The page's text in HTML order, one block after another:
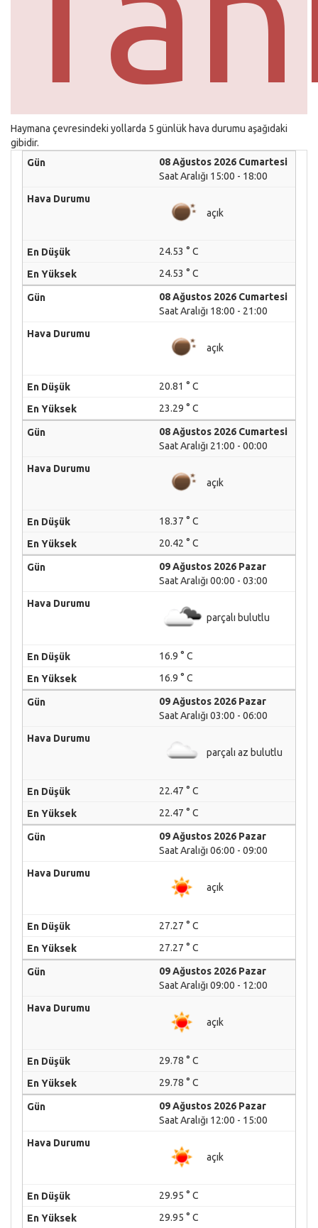
Haymana çevresindeki yollarda 5 günlük hava durumu aşağıdaki
gibidir.
08 Ağustos 2026 Cumartesi
Saat Aralığı 15:00 - 18:00
açık
24.53 ° C
24.53 ° C
08 Ağustos 2026 Cumartesi
Saat Aralığı 18:00 - 21:00
açık
20.81 ° C
23.29 ° C
08 Ağustos 2026 Cumartesi
Saat Aralığı 21:00 - 00:00
açık
18.37 ° C
20.42 ° C
09 Ağustos 2026 Pazar
Saat Aralığı 00:00 - 03:00
parçalı bulutlu
16.9 ° C
16.9 ° C
09 Ağustos 2026 Pazar
Saat Aralığı 03:00 - 06:00
parçalı az bulutlu
22.47 ° C
22.47 ° C
09 Ağustos 2026 Pazar
Saat Aralığı 06:00 - 09:00
açık
27.27 ° C
27.27 ° C
09 Ağustos 2026 Pazar
Saat Aralığı 09:00 - 12:00
açık
29.78 ° C
29.78 ° C
09 Ağustos 2026 Pazar
Saat Aralığı 12:00 - 15:00
açık
29.95 ° C
29.95 ° C